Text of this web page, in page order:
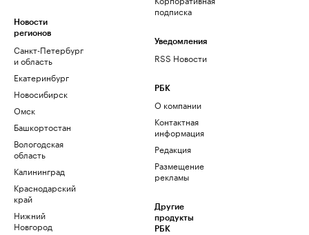
Новости
регионов
Санкт-Петербург
и область
Екатеринбург
Новосибирск
Омск
Башкортостан
Вологодская
область
Калининград
Краснодарский
край
Нижний
Новгород
подписка
Уведомления
RSS Новости
РБК
О компании
Контактная
информация
Редакция
Размещение
рекламы
Другие
продукты
РБК